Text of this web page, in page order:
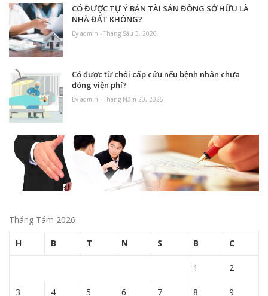
CÓ ĐƯỢC TỰ Ý BÁN TÀI SẢN ĐỒNG SỞ HỮU LÀ
NHÀ ĐẤT KHÔNG?
By admin - Tháng Sáu 3, 2026
Có được từ chối cấp cứu nếu bệnh nhân chưa
đóng viện phí?
By admin - Tháng Năm 20, 2026
Tháng Tám 2026
H B T N S B C
1 2
3 4 5 6 7 8 9